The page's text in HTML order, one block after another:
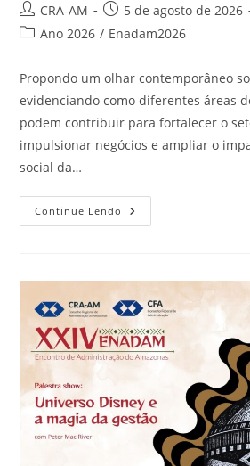
CRA-AM
5 de agosto de 2026
Ano 2026 / Enadam2026
Propondo um olhar contemporâneo
evidenciando como diferentes áreas
podem contribuir para fortalecer o
impulsionar negócios e ampliar o
social da…
Continue Lendo